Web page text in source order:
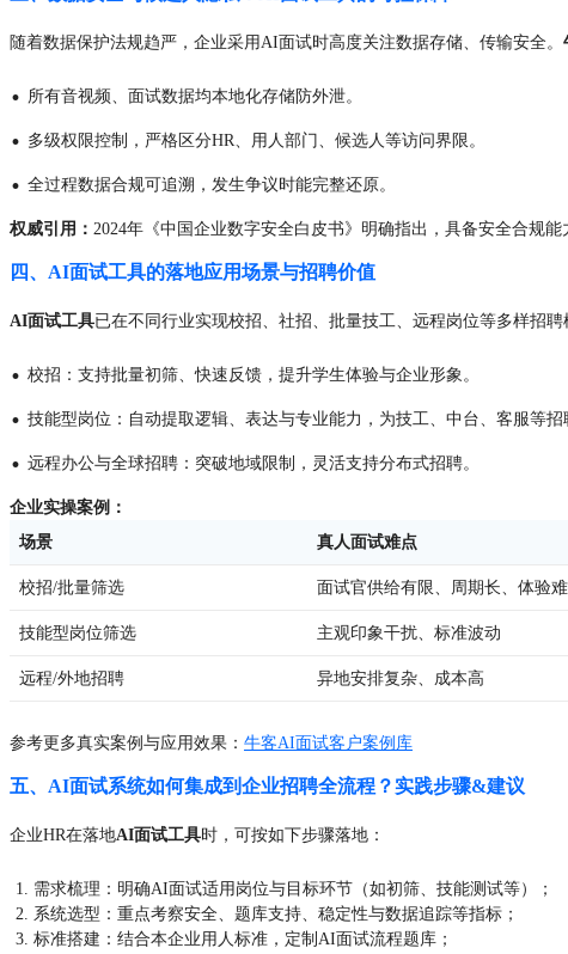
随着数据保护法规趋严，企业采用AI面试时高度关注数据存储、传输安全。
· 所有音视频、面试数据均本地化存储防外泄。
· 多级权限控制，严格区分HR、用人部门、候选人等访问界限。
· 全过程数据合规可追溯，发生争议时能完整还原。
权威引用： 2024年《中国企业数字安全白皮书》明确指出，具备安全合规
四、AI面试工具的落地应用场景与招聘价值
AI面试工具已在不同行业实现校招、社招、批量技工、远程岗位等多样招聘
· 校招：支持批量初筛、快速反馈，提升学生体验与企业形象。
· 技能型岗位：自动提取逻辑、表达与专业能力，为技工、中台、客服等招
· 远程办公与全球招聘：突破地域限制，灵活支持分布式招聘。
企业实操案例：
场景
真人面试难点
校招/批量筛选 面试官供给有限、周期长、体验
技能型岗位筛选 主观印象干扰、标准波动
远程/外地招聘 异地安排复杂、成本高
参考更多真实案例与应用效果： 牛客AI面试客户案例库
五、AI面试系统如何集成到企业招聘全流程？实践步骤&建议
企业HR在落地AI面试工具时，可按如下步骤落地：
需求梳理：明确AI面试适用岗位与目标环节（如初筛、技能测试等）；
系统选型：重点考察安全、题库支持、稳定性与数据追踪等指标；
标准搭建：结合本企业用人标准，定制AI面试流程题库；